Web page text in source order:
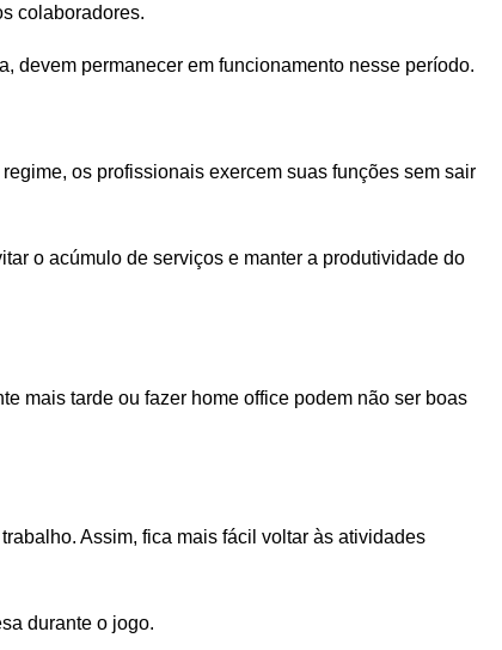
colaboradores.
devem permanecer em funcionamento nesse período.
os profissionais exercem suas funções sem sair
o acúmulo de serviços e manter a produtividade do
mais tarde ou fazer home office podem não ser boas
Assim, fica mais fácil voltar às atividades
durante o jogo.